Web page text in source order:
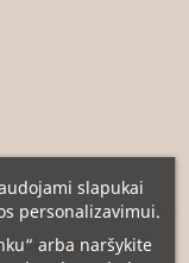
papuoš bet
slapukai
personalizavimui.
arba naršykite